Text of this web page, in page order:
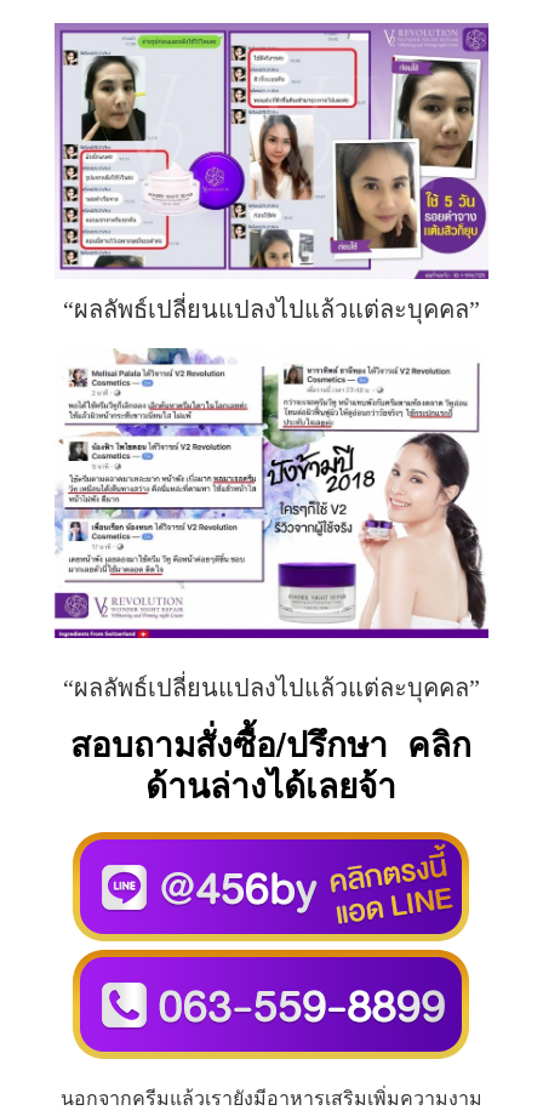
“ผลลัพธ์เปลี่ยนแปลงไปแล้วแต่ละบุคคล”
“ผลลัพธ์เปลี่ยนแปลงไปแล้วแต่ละบุคคล”
สอบถามสั่งซื้อ/ปรึกษา คลิก
ด้านล่างได้เลยจ้า
นอกจากครีมแล้วเรายังมีอาหารเสริมเพิ่มความงาม